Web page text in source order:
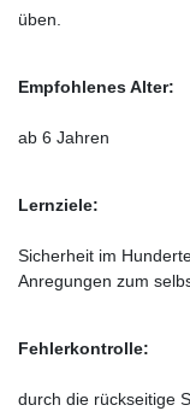
üben.
Empfohlenes Alter:
ab 6 Jahren
Lernziele:
Sicherheit im
Anregungen zum
Fehlerkontrolle:
durch die rückseitige